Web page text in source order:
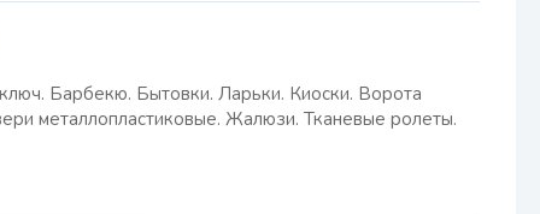
Барбекю. Бытовки. Ларьки. Киоски. Ворота
металлопластиковые. Жалюзи. Тканевые ролеты.